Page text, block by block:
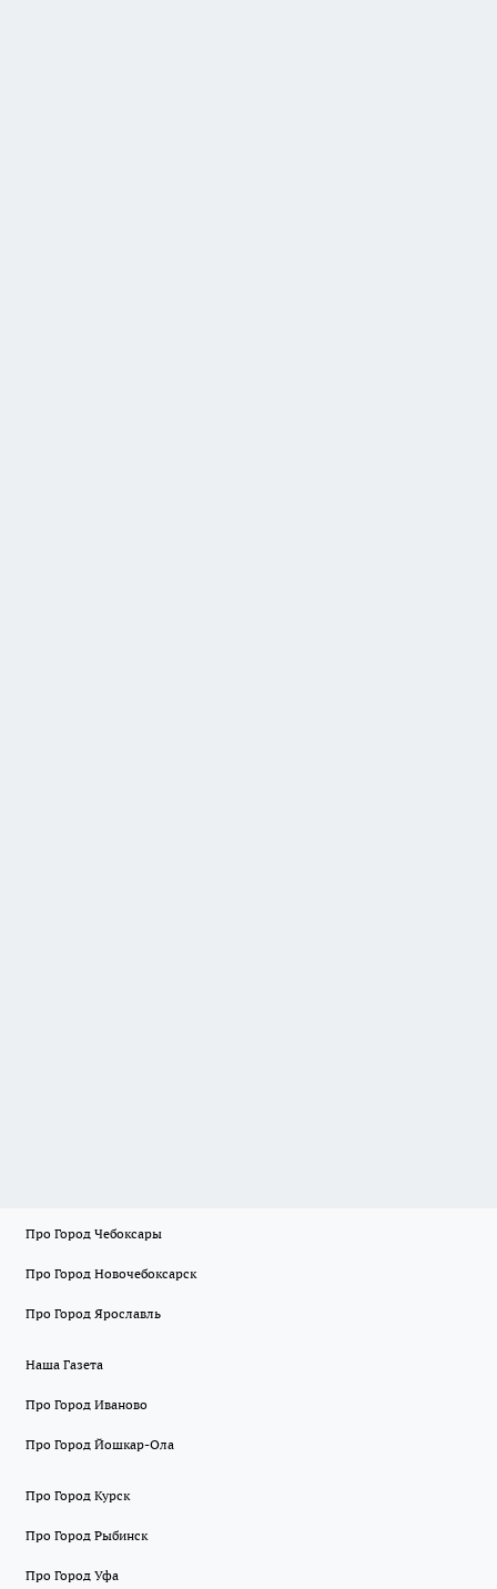
Про Город Чебоксары
Про Город Новочебоксарск
Про Город Ярославль
Наша Газета
Про Город Иваново
Про Город Йошкар-Ола
Про Город Курск
Про Город Рыбинск
Про Город Уфа